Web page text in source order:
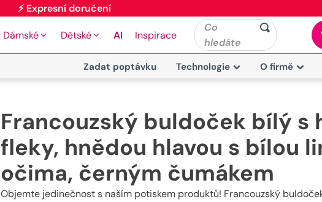
Dámské Dětské AI Inspirace
Co
hledáte
Zadat poptávku Technologie O firmě
Francouzský buldoček bílý s
fleky, hnědou hlavou s bílou
očima, černým čumákem
Objemte jedinečnost s naším potiskem produktů! Francouzský